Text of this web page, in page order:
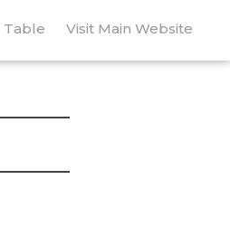
Table Visit Main Website